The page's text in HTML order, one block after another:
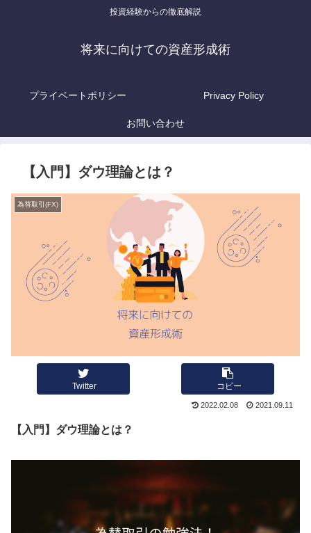
投資経験からの徹底解説
将来に向けての資産形成術
プライベートポリシー Privacy Policy
お問い合わせ
【入門】ダウ理論とは？
為替取引(FX)
Twitter コピー
2022.02.08 2021.09.11
【入門】ダウ理論とは？